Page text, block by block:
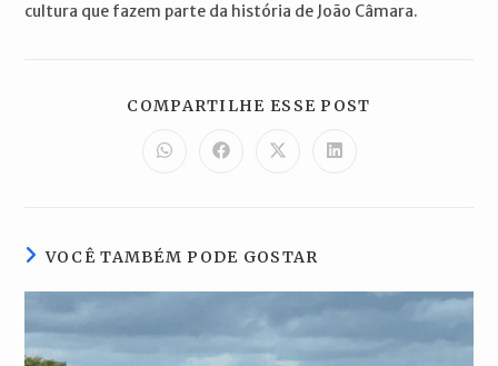
cultura que fazem parte da história de João Câmara.
COMPARTILHE ESSE POST
Abre
em
nova
Abre
em
nova
Abre
em
nova
Abre
em
nova
VOCÊ TAMBÉM PODE GOSTAR